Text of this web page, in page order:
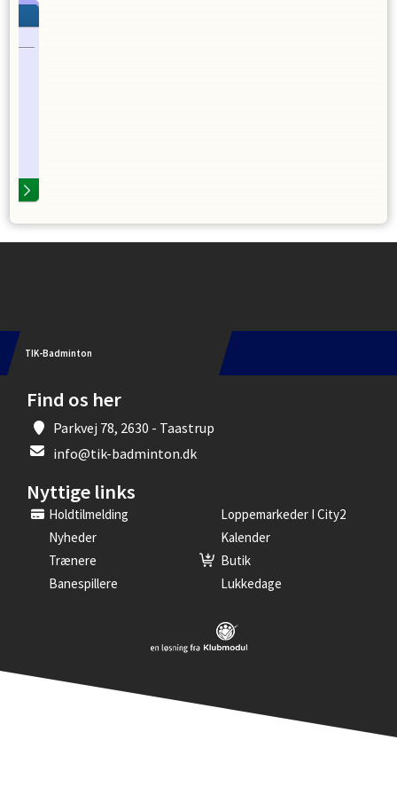
TIK-Badminton
Find os her
Parkvej 78, 2630 - Taastrup
info@tik-badminton.dk
Nyttige links
Holdtilmelding
Loppemarkeder I City2
Nyheder
Kalender
Trænere
Butik
Banespillere
Lukkedage